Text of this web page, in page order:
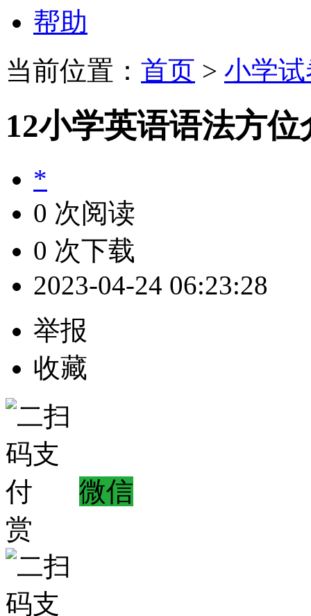
帮助
当前位置： 首页 > 小学
12小学英语语法方位
*
0 次阅读
0 次下载
2023-04-24 06:23:28
举报
收藏
微信
赏